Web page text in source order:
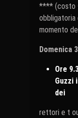
**** (costo
obbligatoria
momento
Domenica
Ore
Guzzi
dei
rettori e t